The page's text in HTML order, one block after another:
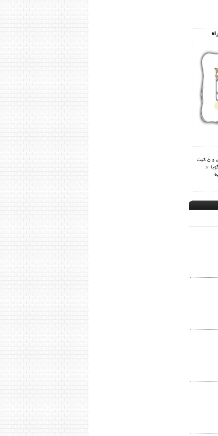
این محصول در یک هسته مرکزی و 5 کیت
جانبی ارائه می گردد : 1. تلفن گویا 2.